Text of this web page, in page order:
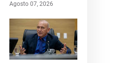
Agosto 07, 2026